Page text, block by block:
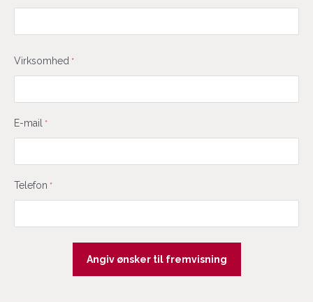
Virksomhed *
E-mail *
Telefon *